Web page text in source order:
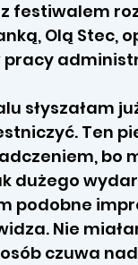
festiwalem
Olą Stec,
pracy
słyszałam
Ten
bo
dużego
podobne
Nie
czuwa